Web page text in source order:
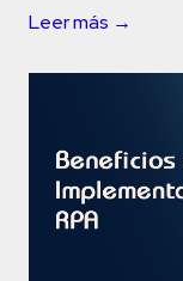
Leer más →